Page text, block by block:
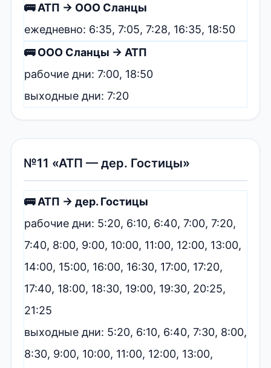
🚌 АТП → ООО Сланцы
ежедневно: 6:35, 7:05, 7:28, 16:35, 18:50
🚌 ООО Сланцы → АТП
рабочие дни: 7:00, 18:50
выходные дни: 7:20
№11 «АТП — дер. Гостицы»
🚌 АТП → дер. Гостицы
рабочие дни: 5:20, 6:10, 6:40, 7:00, 7:20,
7:40, 8:00, 9:00, 10:00, 11:00, 12:00, 13:00,
14:00, 15:00, 16:00, 16:30, 17:00, 17:20,
17:40, 18:00, 18:30, 19:00, 19:30, 20:25,
21:25
выходные дни: 5:20, 6:10, 6:40, 7:30, 8:00,
8:30, 9:00, 10:00, 11:00, 12:00, 13:00,